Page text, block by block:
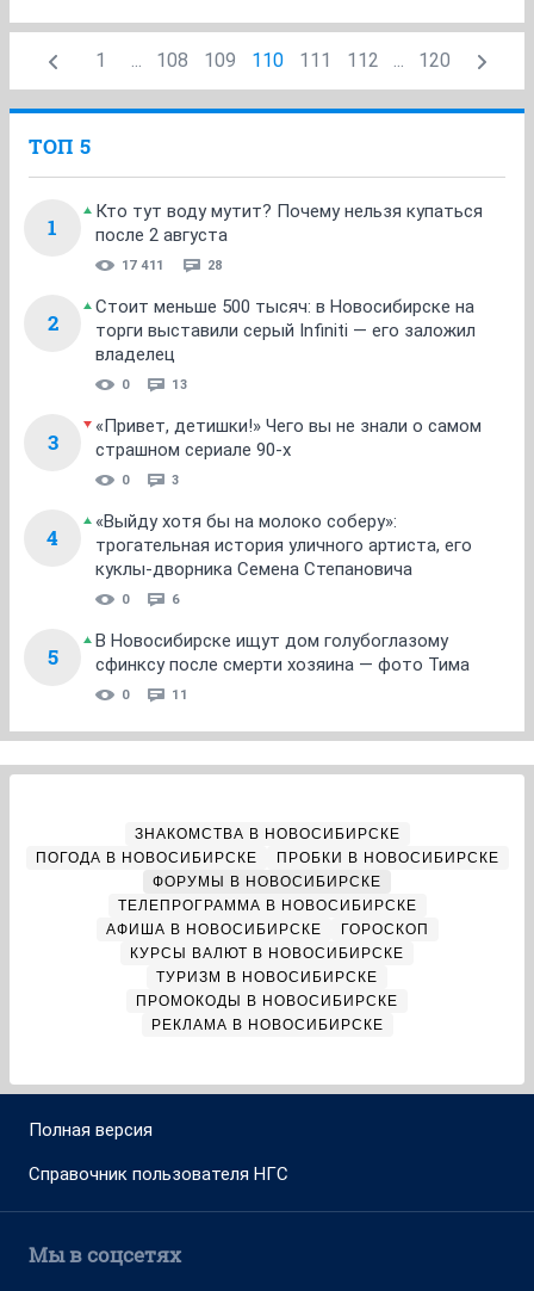
1 ... 108 109 110 111 112 ... 120
ТОП 5
1
Кто тут воду мутит? Почему нельзя купаться
после 2 августа
17 411 28
2
Стоит меньше 500 тысяч: в Новосибирске на
торги выставили серый Infiniti — его заложил
владелец
0 13
3
«Привет, детишки!» Чего вы не знали о самом
страшном сериале 90-х
0 3
4
«Выйду хотя бы на молоко соберу»:
трогательная история уличного артиста, его
куклы-дворника Семена Степановича
0 6
5
В Новосибирске ищут дом голубоглазому
сфинксу после смерти хозяина — фото Тима
0 11
ЗНАКОМСТВА В НОВОСИБИРСКЕ
ПОГОДА В НОВОСИБИРСКЕ
ПРОБКИ В НОВОСИБИРСКЕ
ФОРУМЫ В НОВОСИБИРСКЕ
ТЕЛЕПРОГРАММА В НОВОСИБИРСКЕ
АФИША В НОВОСИБИРСКЕ
ГОРОСКОП
КУРСЫ ВАЛЮТ В НОВОСИБИРСКЕ
ТУРИЗМ В НОВОСИБИРСКЕ
ПРОМОКОДЫ В НОВОСИБИРСКЕ
РЕКЛАМА В НОВОСИБИРСКЕ
Полная версия
Справочник пользователя НГС
Мы в соцсетях